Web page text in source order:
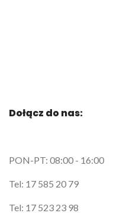
Dołącz do nas:
PON-PT: 08:00 - 16:00
Tel: 17 585 20 79
Tel: 17 523 23 98